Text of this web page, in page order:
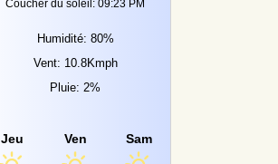
Coucher du soleil: 09:23 PM
Humidité: 80%
Vent: 10.8Kmph
Pluie: 2%
Jeu Ven Sam